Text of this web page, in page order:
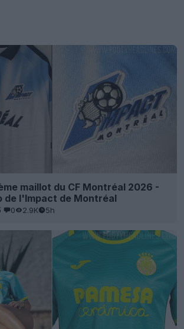
maillot du CF Montréal 2026 -
de l'Impact de Montréal
0 2.9K 5h